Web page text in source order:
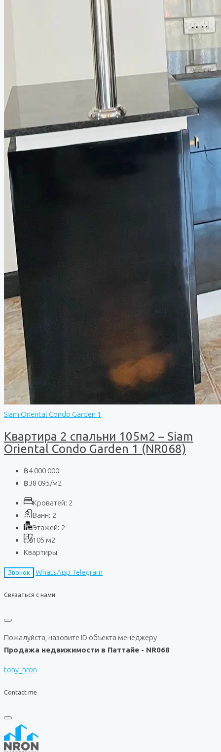
Siam Oriental Condo Garden 1
Квартира 2 спальни 105м2 – Siam
Oriental Condo Garden 1 (NR068)
฿4 000 000
฿38 095/м2
Кроватей: 2
Ванн: 2
Этажей: 2
105 м2
Квартиры
Звонок WhatsApp Telegram
Связаться с нами
Пожалуйста, назовите ID объекта менеджеру
Продажа недвижимости в Паттайе - NR068
tony_nron
Contact me